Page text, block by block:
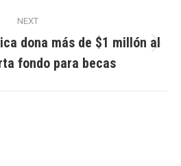
NEXT
post:
dona más de $1 millón al
fondo para becas